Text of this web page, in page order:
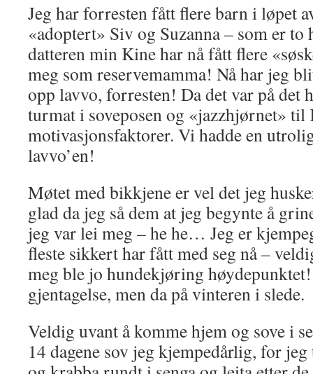
Jeg har forresten fått flere barn i løpet
«adoptert» Siv og Suzanna – som er to
datteren min Kine har nå fått flere
meg som reservemamma! Nå har jeg
opp lavvo, forresten! Da det var på det
turmat i soveposen og «jazzhjørnet»
motivasjonsfaktorer. Vi hadde en
lavvo’en!
Møtet med bikkjene er vel det jeg
glad da jeg så dem at jeg begynte å
jeg var lei meg – he he… Jeg er
fleste sikkert har fått med seg nå –
meg ble jo hundekjøring
gjentagelse, men da på vinteren i slede.
Veldig uvant å komme hjem og sove i
14 dagene sov jeg kjempedårlig, for